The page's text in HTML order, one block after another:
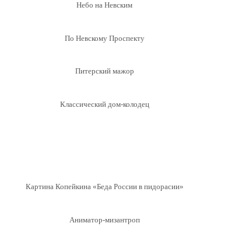
Небо на Невским
По Невскому Проспекту
Питерский мажор
Классический дом-колодец
Картина Копейкина «Беда России в пидорасии»
Аниматор-мизантроп